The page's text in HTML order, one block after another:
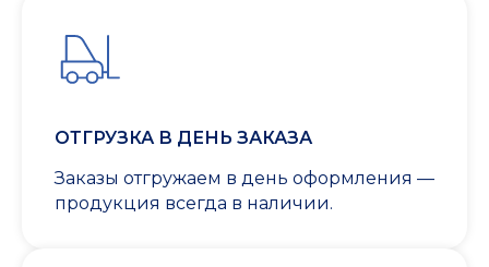
ОТГРУЗКА В ДЕНЬ ЗАКАЗА
Заказы отгружаем в день оформления —
продукция всегда в наличии.